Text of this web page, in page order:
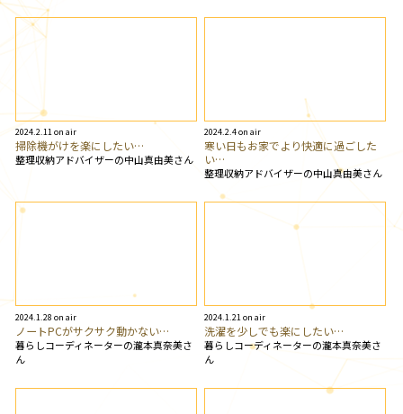
2024.2.11 on air
掃除機がけを楽にしたい…
整理収納アドバイザーの中山真由美さん
2024.2.4 on air
寒い日もお家でより快適に過ごした
い…
整理収納アドバイザーの中山真由美さん
2024.1.28 on air
ノートPCがサクサク動かない…
暮らしコーディネーターの瀧本真奈美さ
ん
2024.1.21 on air
洗濯を少しでも楽にしたい…
暮らしコーディネーターの瀧本真奈美さ
ん